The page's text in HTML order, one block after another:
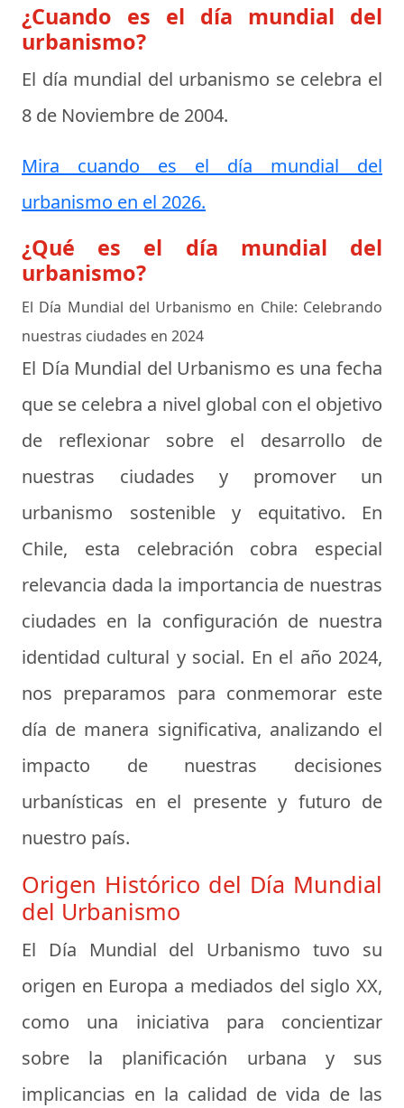
¿Cuando es el día mundial del
urbanismo?
El día mundial del urbanismo se celebra el
8 de Noviembre de 2004.
Mira cuando es el día mundial del
urbanismo en el 2026.
¿Qué es el día mundial del
urbanismo?
El Día Mundial del Urbanismo en Chile: Celebrando
nuestras ciudades en 2024
El Día Mundial del Urbanismo es una fecha
que se celebra a nivel global con el objetivo
de reflexionar sobre el desarrollo de
nuestras ciudades y promover un
urbanismo sostenible y equitativo. En
Chile, esta celebración cobra especial
relevancia dada la importancia de nuestras
ciudades en la configuración de nuestra
identidad cultural y social. En el año 2024,
nos preparamos para conmemorar este
día de manera significativa, analizando el
impacto de nuestras decisiones
urbanísticas en el presente y futuro de
nuestro país.
Origen Histórico del Día Mundial
del Urbanismo
El Día Mundial del Urbanismo tuvo su
origen en Europa a mediados del siglo XX,
como una iniciativa para concientizar
sobre la planificación urbana y sus
implicancias en la calidad de vida de las